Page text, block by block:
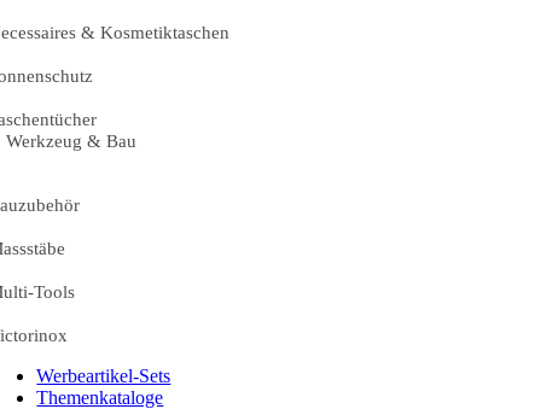
& Kosmetiktaschen
Werkzeug & Bau
Tools
Werbeartikel-Sets
Themenkataloge